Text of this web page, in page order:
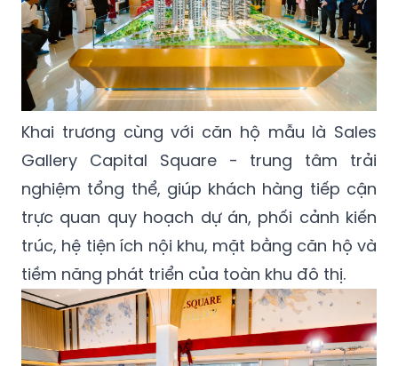
Khai trương cùng với căn hộ mẫu là Sales
Gallery Capital Square - trung tâm trải
nghiệm tổng thể, giúp khách hàng tiếp cận
trực quan quy hoạch dự án, phối cảnh kiến
trúc, hệ tiện ích nội khu, mặt bằng căn hộ và
tiềm năng phát triển của toàn khu đô thị.